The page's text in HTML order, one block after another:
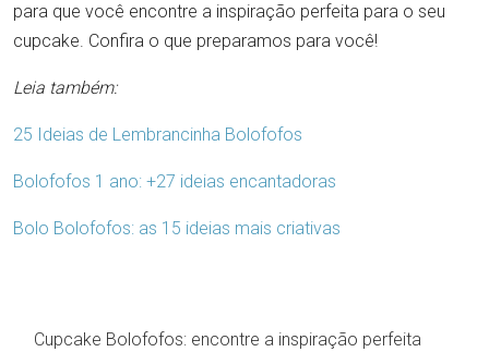
para que você encontre a inspiração perfeita para o seu
cupcake. Confira o que preparamos para você!
Leia também:
25 Ideias de Lembrancinha Bolofofos
Bolofofos 1 ano: +27 ideias encantadoras
Bolo Bolofofos: as 15 ideias mais criativas
Cupcake Bolofofos: encontre a inspiração perfeita